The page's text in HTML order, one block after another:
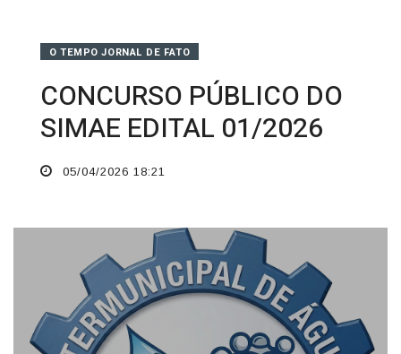
O TEMPO JORNAL DE FATO
CONCURSO PÚBLICO DO
05/04/2026 18:21